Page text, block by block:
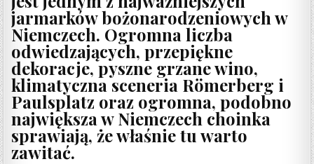
jarmarków bożonarodzeniowych w
Niemczech. Ogromna liczba
odwiedzających, przepiękne
dekoracje, pyszne grzane wino,
klimatyczna sceneria Römerberg i
Paulsplatz oraz ogromna, podobno
największa w Niemczech choinka
sprawiają, że właśnie tu warto
zawitać.